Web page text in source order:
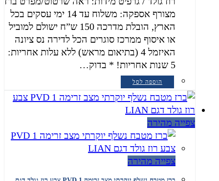
מצורף אספקה: משלוח עד 14 ימי עסקים בכל
הארץ, הובלת מדרכה 150 ש”ח ישולם למוביל
או איסוף ממרכז סוגרים הכל לדירה נס ציונה
האיזמל 4 (בתיאום מראש) ללא עלות אחריות:
5 שנות אחריות! * בדוק…
הוספה לסל
צפייה מהירה
צפייה מהירה